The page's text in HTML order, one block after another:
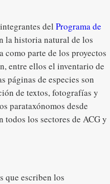
del Programa de
la historia natural de los
como parte de los proyectos
entre ellos el inventario de
páginas de especies son
de textos, fotografías y
parataxónomos desde
todos los sectores de ACG y
que escriben los